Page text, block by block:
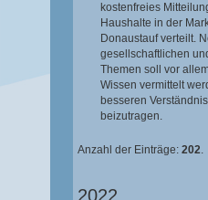
kostenfreies
Haushalte in der
Donaustauf verteilt.
gesellschaftlichen
Themen soll vor
Wissen vermittelt
besseren
beizutragen.
Anzahl der Einträge: 202.
2022